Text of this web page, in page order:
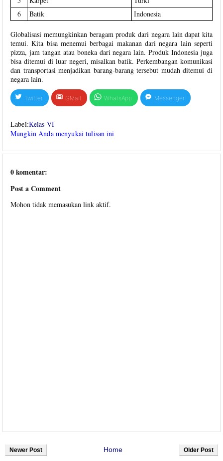
6
Batik Indonesia
Globalisasi memungkinkan beragam produk dari negara lain dapat kita
temui. Kita bisa menemui berbagai makanan dari negara lain seperti
pizza, jam tangan atau boneka dari negara lain. Produk Indonesia juga
bisa ditemui di luar negeri, misalkan batik. Perkembangan komunikasi
dan transportasi menjadikan barang-barang tersebut mudah ditemui di
negara lain.
Twitter GMail WhatsApp Messenger
Label:Kelas VI
Mungkin Anda menyukai tulisan ini
0 komentar:
Post a Comment
Mohon tidak memasukan link aktif.
Newer Post Older Post
Home